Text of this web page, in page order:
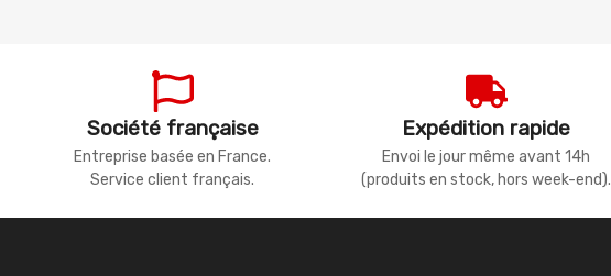
Société française
Entreprise basée en France.
Service client français.
Expédition rapide
Envoi le jour même avant 14h
(produits en stock, hors week-end).